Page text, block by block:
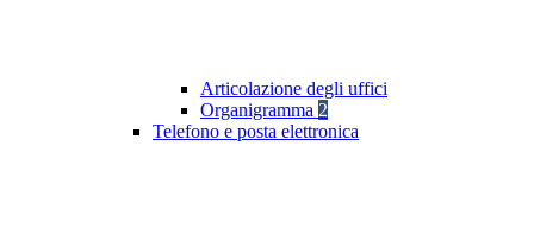
Articolazione degli uffici
Organigramma 2
Telefono e posta elettronica